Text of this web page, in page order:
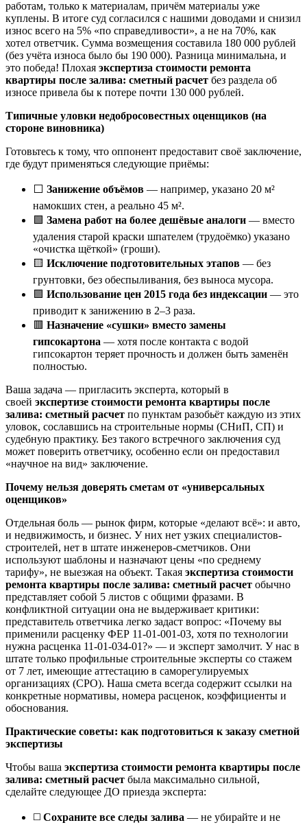
работам, только к материалам, причём материалы уже
куплены. В итоге суд согласился с нашими доводами и снизил
износ всего на 5% «по справедливости», а не на 70%, как
хотел ответчик. Сумма возмещения составила 180 000 рублей
(без учёта износа было бы 190 000). Разница минимальна, и
это победа! Плохая экспертиза стоимости ремонта
квартиры после залива: сметный расчет без раздела об
износе привела бы к потере почти 130 000 рублей.
Типичные уловки недобросовестных оценщиков (на
стороне виновника)
Готовьтесь к тому, что оппонент предоставит своё заключение,
где будут применяться следующие приёмы:
⬜ Занижение объёмов — например, указано 20 м²
намокших стен, а реально 45 м².
🟩 Замена работ на более дешёвые аналоги — вместо
удаления старой краски шпателем (трудоёмко) указано
«очистка щёткой» (гроши).
🟨 Исключение подготовительных этапов — без
грунтовки, без обеспыливания, без выноса мусора.
🟪 Использование цен 2015 года без индексации — это
приводит к занижению в 2–3 раза.
🟥 Назначение «сушки» вместо замены
гипсокартона — хотя после контакта с водой
гипсокартон теряет прочность и должен быть заменён
полностью.
Ваша задача — пригласить эксперта, который в
своей экспертизе стоимости ремонта квартиры после
залива: сметный расчет по пунктам разобьёт каждую из этих
уловок, сославшись на строительные нормы (СНиП, СП) и
судебную практику. Без такого встречного заключения суд
может поверить ответчику, особенно если он предоставил
«научное на вид» заключение.
Почему нельзя доверять сметам от «универсальных
оценщиков»
Отдельная боль — рынок фирм, которые «делают всё»: и авто,
и недвижимость, и бизнес. У них нет узких специалистов-
строителей, нет в штате инженеров-сметчиков. Они
используют шаблоны и назначают цены «по среднему
тарифу», не выезжая на объект. Такая экспертиза стоимости
ремонта квартиры после залива: сметный расчет обычно
представляет собой 5 листов с общими фразами. В
конфликтной ситуации она не выдерживает критики:
представитель ответчика легко задаст вопрос: «Почему вы
применили расценку ФЕР 11-01-001-03, хотя по технологии
нужна расценка 11-01-034-01?» — и эксперт замолчит. У нас в
штате только профильные строительные эксперты со стажем
от 7 лет, имеющие аттестацию в саморегулируемых
организациях (СРО). Наша смета всегда содержит ссылки на
конкретные нормативы, номера расценок, коэффициенты и
обоснования.
Практические советы: как подготовиться к заказу сметной
экспертизы
Чтобы ваша экспертиза стоимости ремонта квартиры после
залива: сметный расчет была максимально сильной,
сделайте следующее ДО приезда эксперта:
◻️ Сохраните все следы залива — не убирайте и не